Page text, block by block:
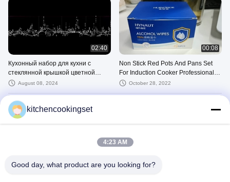
02:40
Кухонный набор для кухни с
стеклянной крышкой цветной
раковины 201# из нержавеющей
August 08, 2024
00:08
Non Stick Red Pots And Pans Set
For Induction Cooker Professional
Elegant Design
October 28, 2022
Недавние Видео
02:40
kitchencookingset
4:23 AM
Good day, what product are you looking for?